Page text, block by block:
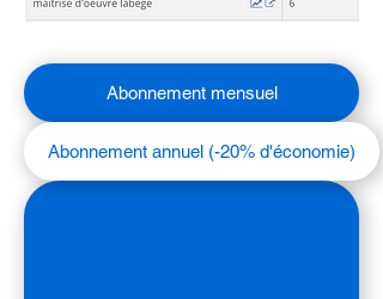
Abonnement mensuel
Abonnement annuel (-20% d'économie)